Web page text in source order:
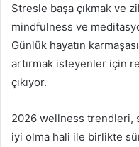
Stresle başa çıkmak ve
mindfulness ve
Günlük hayatın
artırmak isteyenler için
çıkıyor.
2026 wellness trendleri,
iyi olma hali ile birlikte